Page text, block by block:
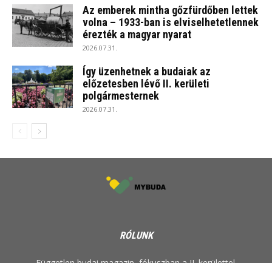
Az emberek mintha gőzfürdőben lettek
volna – 1933-ban is elviselhetetlennek
érezték a magyar nyarat
2026.07.31.
Így üzenhetnek a budaiak az
előzetesben lévő II. kerületi
polgármesternek
2026.07.31.
RÓLUNK